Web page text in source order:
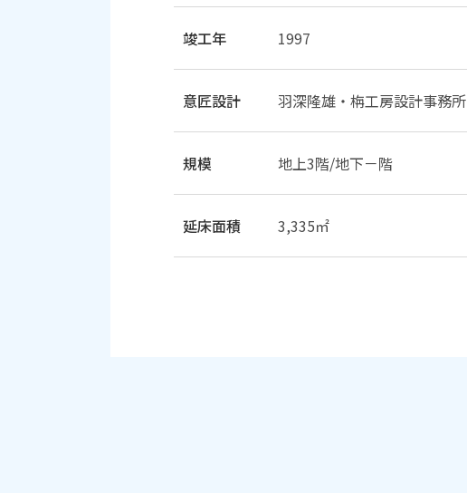
竣工年 1997
意匠設計 羽深隆雄・栴工房設計事務所
規模 地上3階/地下－階
延床面積 3,335㎡